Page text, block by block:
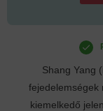
Shang Yang
fejedelemségek
kiemelkedő